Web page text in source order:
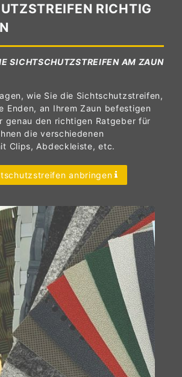
RICHTIG
SICHTSCHUTZSTREIFEN AM ZAUN
wie Sie die Sichtschutzstreifen,
Enden, an Ihrem Zaun befestigen
genau den richtigen Ratgeber für
die verschiedenen
Clips, Abdeckleiste, etc.
anbringen